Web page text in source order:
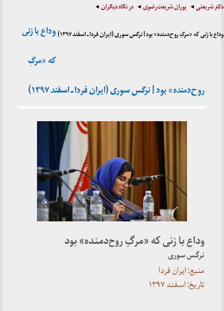
دکتر شریعتی پوران شریعت‌رضوی در نگاه دیگران
وداع با زنی که «مرگِ روح‌دمنده» بود | نرگس سوری (ایران فردا ـ اسفند ۱۳۹۷)
وداع با زنی
که «مرگِ
روح‌دمنده» بود | نرگس سوری (ایران فردا ـ اسفند ۱۳۹۷)
وداع با زنی که «مرگِ روح‌دمنده» بود
نرگس سوری
منبع: ایران فردا
تاریخ: اسفند ۱۳۹۷